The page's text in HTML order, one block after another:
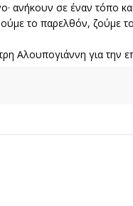
ανήκουν σε έναν τόπο
το παρελθόν, ζούμε
Αλουπογιάννη για την